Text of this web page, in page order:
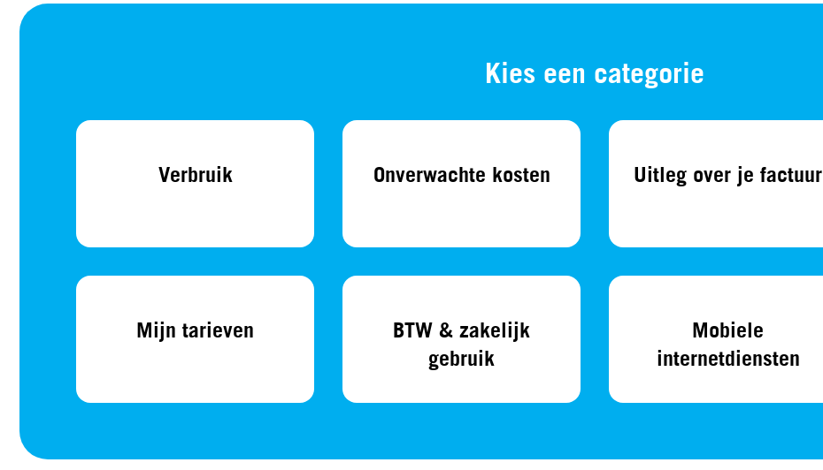
Kies een categorie
Verbruik Onverwachte kosten Uitleg over je factuur
Mijn tarieven
BTW & zakelijk
gebruik
Mobiele
internetdiensten